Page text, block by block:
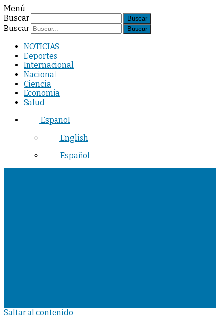
Menú
Buscar
Buscar
NOTICIAS
Deportes
Internacional
Nacional
Ciencia
Economia
Salud
Español
English
Español
Saltar al contenido